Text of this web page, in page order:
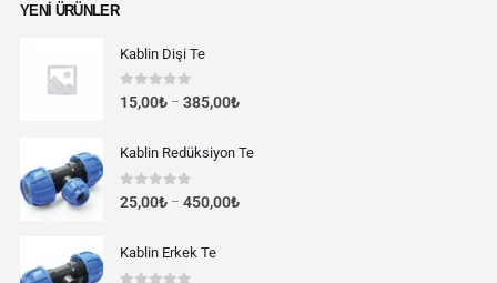
YENI ÜRÜNLER
Kablin Dişi Te
0 out of 5
15,00₺ – 385,00₺
Kablin Redüksiyon Te
0out of 5
25,00₺ – 450,00₺
Kablin Erkek Te